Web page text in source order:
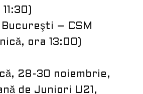
Bucureşti – CSM
ora 13:00)
28-30 noiembrie,
de Juniori U21,